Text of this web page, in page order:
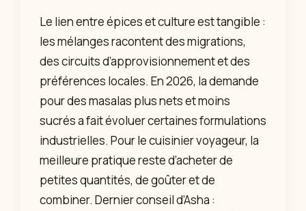
Le lien entre épices et culture est tangible :
les mélanges racontent des migrations,
des circuits d’approvisionnement et des
préférences locales. En 2026, la demande
pour des masalas plus nets et moins
sucrés a fait évoluer certaines formulations
industrielles. Pour le cuisinier voyageur, la
meilleure pratique reste d’acheter de
petites quantités, de goûter et de
combiner. Dernier conseil d’Asha :